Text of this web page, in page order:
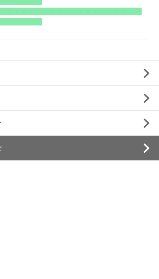
・・・・・・・・・・・・・・・・・・・
・・